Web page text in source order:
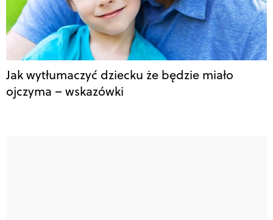
Jak wytłumaczyć dziecku że będzie miało
ojczyma – wskazówki